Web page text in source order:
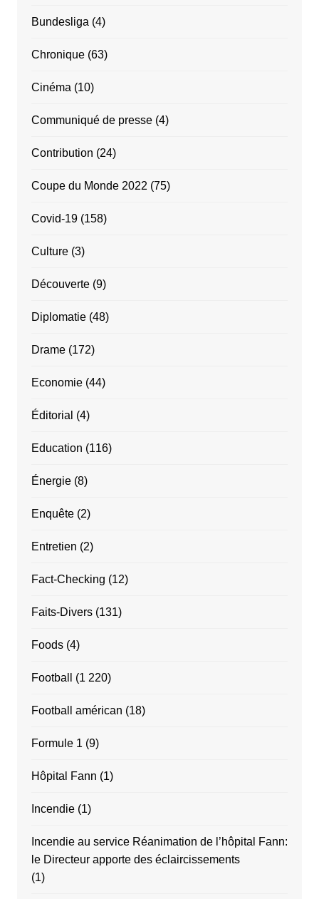
Bundesliga (4)
Chronique(63)
Cinéma (10)
Communiqué de presse(4)
Contribution (24)
Coupe du Monde 2022 (75)
Covid-19(158)
Culture(3)
Découverte(9)
Diplomatie(48)
Drame(172)
Economie(44)
Éditorial (4)
Education (116)
Énergie(8)
Enquête(2)
Entretien (2)
Fact-Checking (12)
Faits-Divers(131)
Foods(4)
Football (1 220)
Football américan (18)
Formule 1 (9)
Hôpital Fann (1)
Incendie(1)
Incendie au service Réanimation de l’hôpital Fann:
le Directeur apporte des éclaircissements
(1)